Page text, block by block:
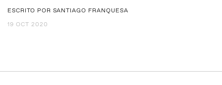
ESCRITO POR SANTIAGO FRANQUESA
19 OCT 2020